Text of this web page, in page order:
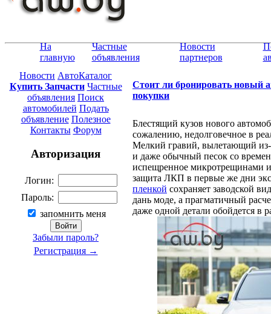
На
главную
Частные
объявления
Новости
партнеров
Новости АвтоКаталог
Купить Запчасти Частные
объявления Поиск
автомобилей Подать
объявление Полезное
Контакты Форум
Авторизация
Логин:
Пароль:
запомнить меня
Забыли пароль?
Регистрация →
Стоит ли бронировать новый
покупки
Блестящий кузов нового
сожалению, недолговечное в
Мелкий гравий, вылетающий из-
и даже обычный песок со
испещренное микротрещинами
защита ЛКП в первые же дни
пленкой сохраняет заводской
дань моде, а прагматичный
даже одной детали обойдется в